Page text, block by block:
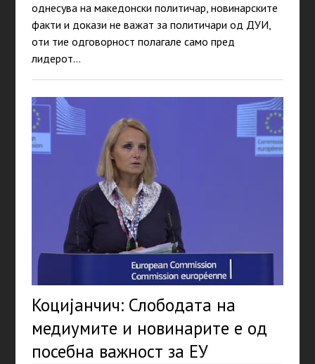
однесува на македонски политичар, новинарските
факти и докази не важат за политичари од ДУИ,
оти тие одговорност полагале само пред
лидерот…
Коцијанчич: Слободата на
медиумите и новинарите е од
посебна важност за ЕУ